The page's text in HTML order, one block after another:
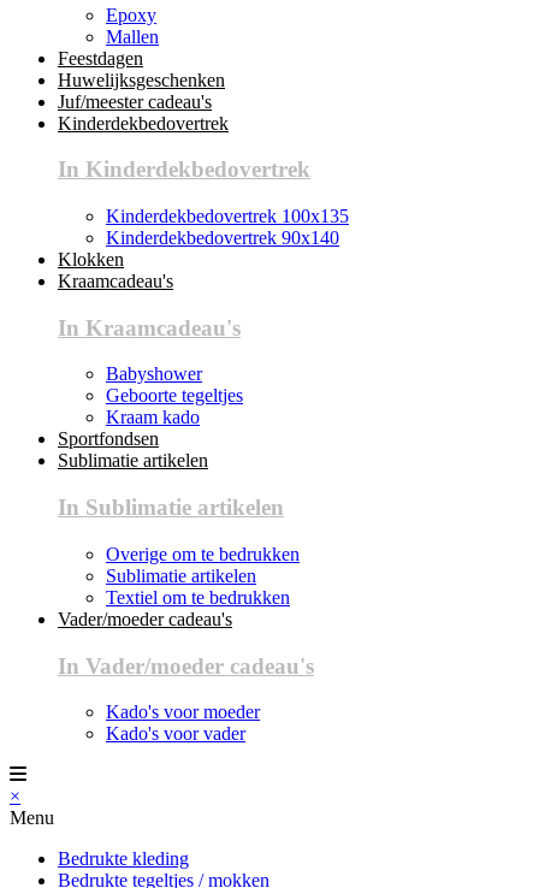
Epoxy
Mallen
Feestdagen
Huwelijksgeschenken
Juf/meester cadeau's
Kinderdekbedovertrek
In Kinderdekbedovertrek
Kinderdekbedovertrek 100x135
Kinderdekbedovertrek 90x140
Klokken
Kraamcadeau's
In Kraamcadeau's
Babyshower
Geboorte tegeltjes
Kraam kado
Sportfondsen
Sublimatie artikelen
In Sublimatie artikelen
Overige om te bedrukken
Sublimatie artikelen
Textiel om te bedrukken
Vader/moeder cadeau's
In Vader/moeder cadeau's
Kado's voor moeder
Kado's voor vader
×
Menu
Bedrukte kleding
Bedrukte tegeltjes / mokken